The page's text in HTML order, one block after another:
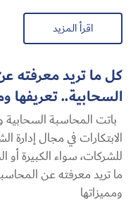
اقرأ المزيد
كل ما تريد معرفته
السحابية​.. تعريفها
باتت المحاسبة
الابتكارات في مجال إدارة
للشركات، سواء الكبيرة
ما تريد معرفته عن
ومميزاتها